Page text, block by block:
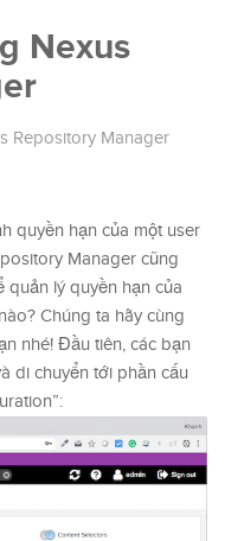
Nexus
Repository Manager
quyền hạn của một user
Manager cũng
quản lý quyền hạn của
Chúng ta hãy cùng
nhé! Đầu tiên, các bạn
di chuyển tới phần cấu